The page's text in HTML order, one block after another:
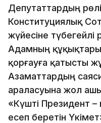
Депутаттардың
Конституциялық
жүйесіне
Адамның
қорғауға қатысты
Азаматтардың
араласуына жол
«Күшті Президент
есеп беретін